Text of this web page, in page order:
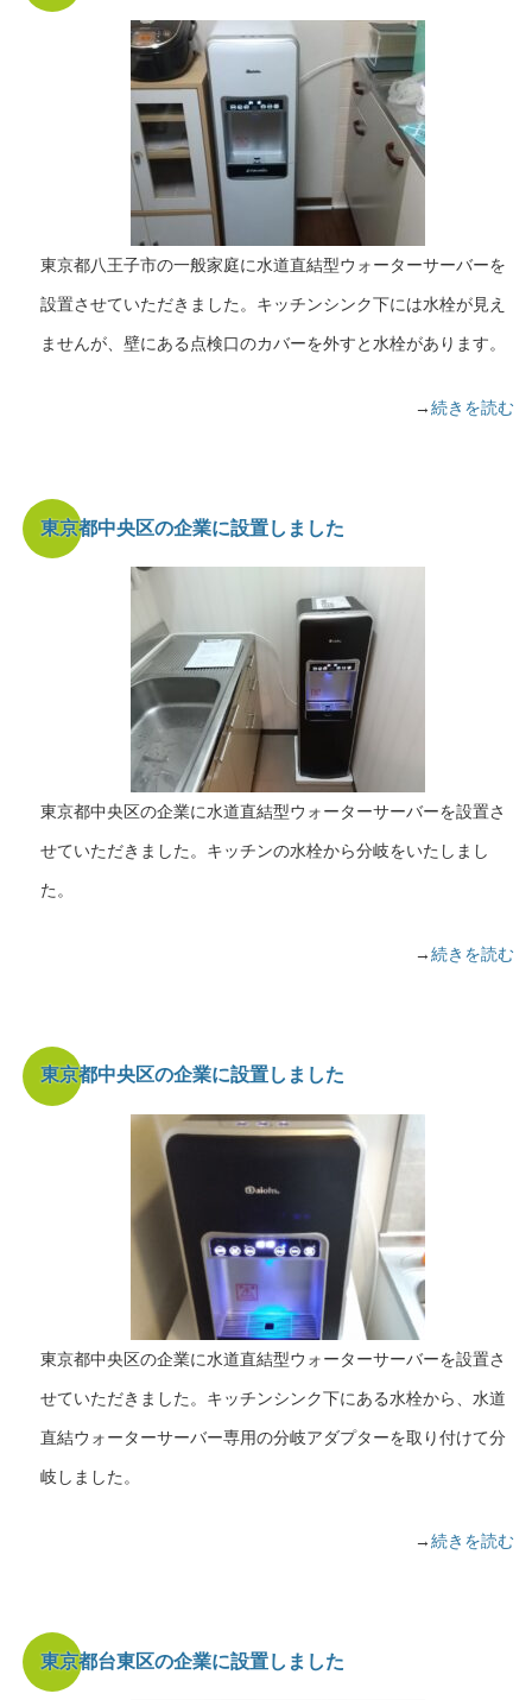
東京都八王子市の一般家庭に水道直結型ウォーターサーバーを
設置させていただきました。キッチンシンク下には水栓が見え
ませんが、壁にある点検口のカバーを外すと水栓があります。
→続きを読む
東京都中央区の企業に設置しました
東京都中央区の企業に水道直結型ウォーターサーバーを設置さ
せていただきました。キッチンの水栓から分岐をいたしまし
た。
→続きを読む
東京都中央区の企業に設置しました
東京都中央区の企業に水道直結型ウォーターサーバーを設置さ
せていただきました。キッチンシンク下にある水栓から、水道
直結ウォーターサーバー専用の分岐アダプターを取り付けて分
岐しました。
→続きを読む
東京都台東区の企業に設置しました